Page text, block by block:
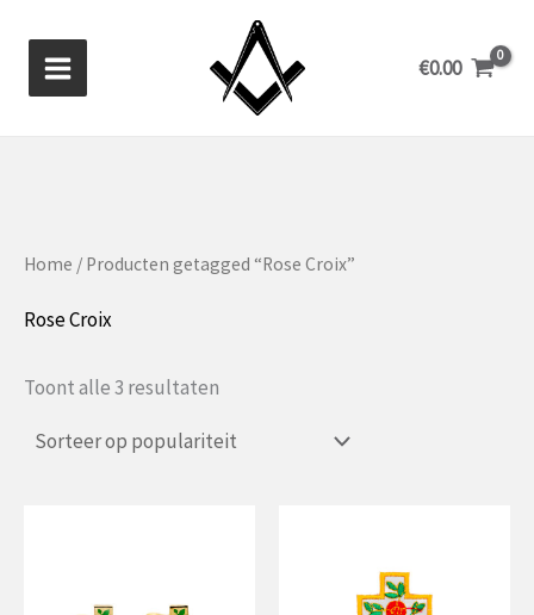
€0.00
Home / Producten getagged “Rose Croix”
Rose Croix
Toont alle 3 resultaten
populariteit